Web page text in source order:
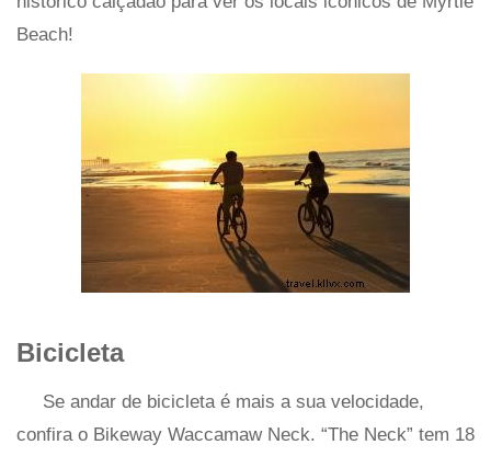
Beach!
Bicicleta
Se andar de bicicleta é mais a sua velocidade,
confira o Bikeway Waccamaw Neck. “The Neck” tem 18